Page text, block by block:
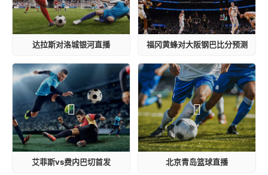
达拉斯对洛城银河直播 福冈黄蜂对大阪钢巴比分预测
艾菲斯vs费内巴切首发 北京青岛篮球直播